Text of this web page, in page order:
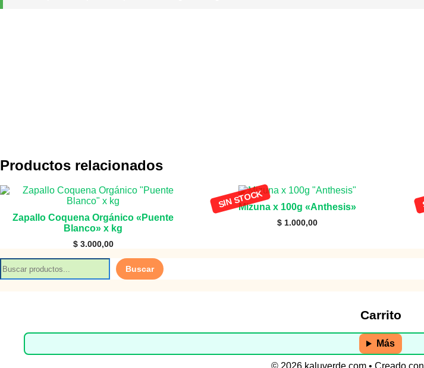
Productos relacionados
Zapallo Coquena Orgánico «Puente
Blanco» x kg
$3.000,00
Mizuna x 100g «Anthesis»
$ 1.000,00
B
u
Buscar
Carrito
Más